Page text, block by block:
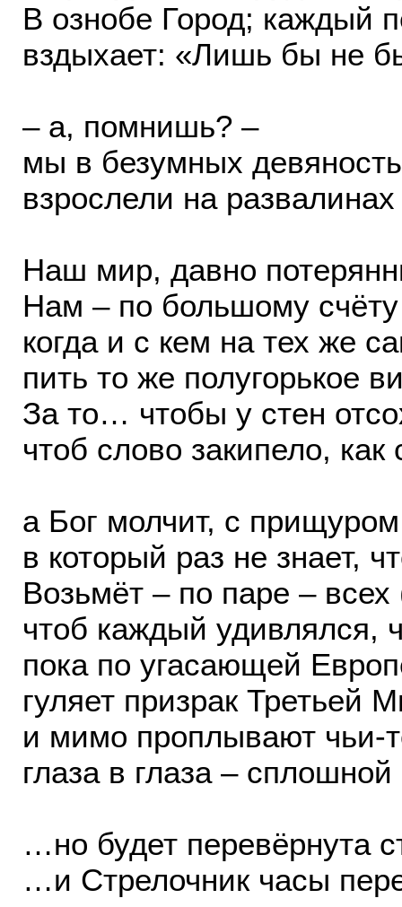
В ознобе Город; каждый
вздыхает: «Лишь бы не
– а, помнишь? –
мы в безумных
взрослели на
Наш мир, давно
Нам – по большому
когда и с кем на тех же
пить то же полугорькое
За то… чтобы у стен
чтоб слово закипело,
а Бог молчит, с
в который раз не знает,
Возьмёт – по паре –
чтоб каждый удивлялся,
пока по угасающей
гуляет призрак Третьей
и мимо проплывают чьи-
глаза в глаза –
…но будет перевёрнута
…и Стрелочник часы